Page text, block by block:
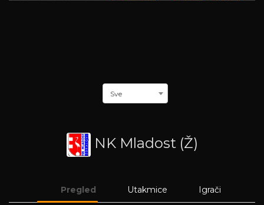
Sve
NK Mladost (Ž)
Pregled Utakmice Igrači